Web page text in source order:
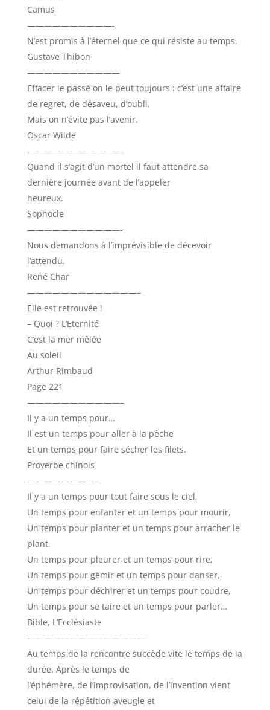
Camus
——————————-
N’est promis à l’éternel que ce qui résiste au temps.
Gustave Thibon
———————————
Effacer le passé on le peut toujours : c’est une affaire
de regret, de désaveu, d’oubli.
Mais on n’évite pas l’avenir.
Oscar Wilde
———————————–
Quand il s’agit d’un mortel il faut attendre sa
dernière journée avant de l’appeler
heureux.
Sophocle
———————————-
Nous demandons à l’imprévisible de décevoir
l’attendu.
René Char
—————————————–
Elle est retrouvée !
– Quoi ? L’Eternité
C’est la mer mêlée
Au soleil
Arthur Rimbaud
Page 221
———————————–
Il y a un temps pour…
Il est un temps pour aller à la pêche
Et un temps pour faire sécher les filets.
Proverbe chinois
————————–
Il y a un temps pour tout faire sous le ciel,
Un temps pour enfanter et un temps pour mourir,
Un temps pour planter et un temps pour arracher le
plant,
Un temps pour pleurer et un temps pour rire,
Un temps pour gémir et un temps pour danser,
Un temps pour déchirer et un temps pour coudre,
Un temps pour se taire et un temps pour parler…
Bible, L’Ecclésiaste
——————————————
Au temps de la rencontre succède vite le temps de la
durée. Après le temps de
l’éphémère, de l’improvisation, de l’invention vient
celui de la répétition aveugle et